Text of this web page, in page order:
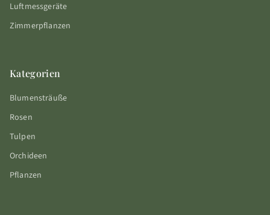
Luftmessgeräte
Zimmerpflanzen
Kategorien
Blumensträuße
Rosen
Tulpen
Orchideen
Pflanzen